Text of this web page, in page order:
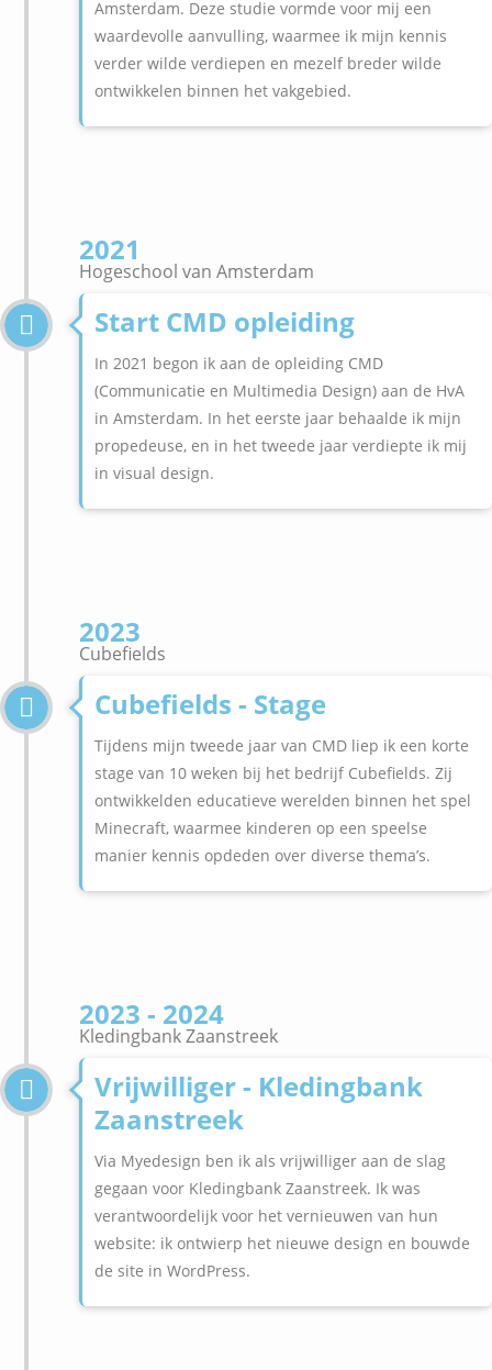
Amsterdam. Deze studie vormde voor mij een
waardevolle aanvulling, waarmee ik mijn kennis
verder wilde verdiepen en mezelf breder wilde
ontwikkelen binnen het vakgebied.
2021
Hogeschool van Amsterdam
Start CMD opleiding
In 2021 begon ik aan de opleiding CMD
(Communicatie en Multimedia Design) aan de HvA
in Amsterdam. In het eerste jaar behaalde ik mijn
propedeuse, en in het tweede jaar verdiepte ik mij
in visual design.
2023
Cubefields
Cubefields - Stage
Tijdens mijn tweede jaar van CMD liep ik een korte
stage van 10 weken bij het bedrijf Cubefields. Zij
ontwikkelden educatieve werelden binnen het spel
Minecraft, waarmee kinderen op een speelse
manier kennis opdeden over diverse thema’s.
2023 - 2024
Kledingbank Zaanstreek
Vrijwilliger - Kledingbank
Zaanstreek
Via Myedesign ben ik als vrijwilliger aan de slag
gegaan voor Kledingbank Zaanstreek. Ik was
verantwoordelijk voor het vernieuwen van hun
website: ik ontwierp het nieuwe design en bouwde
de site in WordPress.